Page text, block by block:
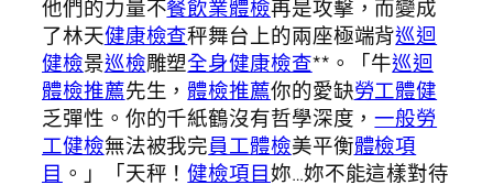
他們的力量不餐飲業體檢再是攻擊，而變成
了林天健康檢查秤舞台上的兩座極端背巡迴
健檢景巡檢雕塑全身健康檢查**。「牛巡迴
體檢推薦先生， 體檢推薦你的愛缺勞工體健
乏彈性。你的千紙鶴沒有哲學深度，一般勞
工健檢無法被我完員工體檢美平衡體檢項
目 。」「天秤！健檢項目妳…妳不能這樣對待